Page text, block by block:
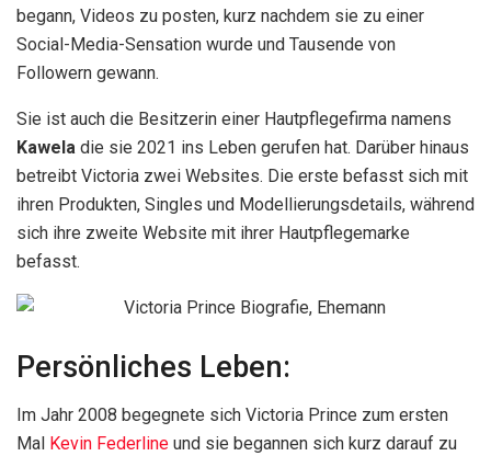
begann, Videos zu posten, kurz nachdem sie zu einer
Social-Media-Sensation wurde und Tausende von
Followern gewann.
Sie ist auch die Besitzerin einer Hautpflegefirma namens
Kawela die sie 2021 ins Leben gerufen hat. Darüber hinaus
betreibt Victoria zwei Websites. Die erste befasst sich mit
ihren Produkten, Singles und Modellierungsdetails, während
sich ihre zweite Website mit ihrer Hautpflegemarke
befasst.
Persönliches Leben:
Im Jahr 2008 begegnete sich Victoria Prince zum ersten
Mal Kevin Federline und sie begannen sich kurz darauf zu